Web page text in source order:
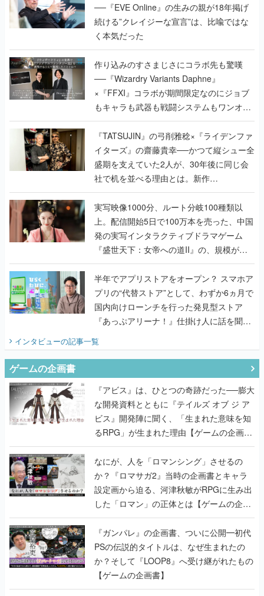
──『EVE Online』の生みの親が18年掲げ
続ける”クレイジーな宣言”は、比喩ではな
く本気だった
作り込みのすさまじさにコラボ先も驚嘆
──『Wizardry Variants Daphne』
×『FFXI』コラボが期間限定なのにジョブ
もキャラも武器も戦闘システムもワンオフ
で作り込まれた理由を両ディレクターに聞
く
『TATSUJIN』の弓削雅稔×『ライデンファ
イターズ』の齋藤貴幸──かつて縦シュー全
盛期を支えていた2人が、30年後に同じ会
社で机を並べる理由とは。新作
『TATSUJIN EXTREME』で初タッグを組
んだレジェンド2人に訊く開発秘話
実写映像1000分、ルート分岐100種類以
上。配信開始5日で100万本を売った、中国
発の実写インタラクティブドラマゲーム
『盛世天下：女帝への道II』の、規模が違
うこだわりをプロデューサーに聞いた
半年でアプリストアをオープン？ スマホア
プリの“代替ストア”として、わずか6ヵ月で
国内向けローンチを行った発見型ストア
『あっぷアリーナ！』仕掛け人に話を聞い
インタビューの記事一覧
ゲームの企画書
『アビス』は、ひとつの奇跡だった──膨大
な開発資料とともに『テイルズ オブ ジ ア
ビス』開発陣に聞く、「生まれた意味を知
るRPG」が生まれた理由【ゲームの企画
書】
なにが、人を「ロマンシング」させるの
か？『ロマサガ2』当時の企画書とキャラ
設定画から迫る、河津秋敏がRPGに生み出
した「ロマン」の正体とは【ゲームの企画
書】
『ガンパレ』の企画書、ついに公開━初代
PSの伝説的タイトルは、なぜ生まれたの
か？そして『LOOP8』へ受け継がれたもの
【ゲームの企画書】